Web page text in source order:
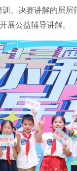
、决赛讲解的层
展公益辅导讲解。